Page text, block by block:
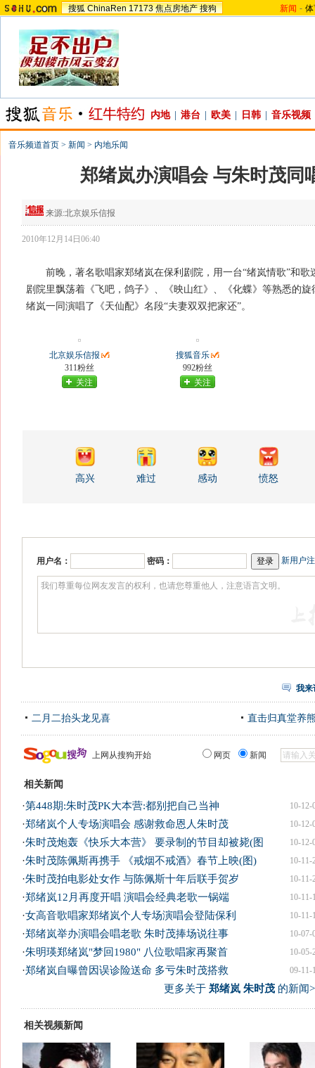
搜狐 ChinaRen 17173 焦点房地产 搜狗 新闻 -
内地 港台 欧美 日韩 音乐视频
音乐频道首页 > 新闻 > 内地乐闻
郑绪岚办演唱会 与朱时茂同
来源:北京娱乐信报
2010年12月14日06:40
前晚，著名歌唱家郑绪岚在保利剧院，用一台“绪岚情歌”和歌
剧院里飘荡着《飞吧，鸽子》、《映山红》、《化蝶》等熟悉的
绪岚一同演唱了《天仙配》名段“夫妻双双把家还”。
北京娱乐信报
311粉丝
关注
搜狐音乐
992粉丝
关注
高兴 难过 感动 愤怒
用户名： 密码： 新用户
我来
二月二抬头龙见喜 直击归真堂养
上网从搜狗开始 网页 新闻
相关新闻
10-12-
·第448期:朱时茂PK大本营:都别把自己当神
10-12-
·郑绪岚个人专场演唱会 感谢救命恩人朱时茂
10-12-
·朱时茂炮轰《快乐大本营》 要录制的节目却被毙(图
10-11-
·朱时茂陈佩斯再携手 《戒烟不戒酒》春节上映(图)
10-11-
·朱时茂拍电影处女作 与陈佩斯十年后联手贺岁
10-11-
·郑绪岚12月再度开唱 演唱会经典老歌一锅端
10-11-
·女高音歌唱家郑绪岚个人专场演唱会登陆保利
10-07-
·郑绪岚举办演唱会唱老歌 朱时茂捧场说往事
10-05-
·朱明瑛郑绪岚"梦回1980" 八位歌唱家再聚首
09-11-
·郑绪岚自曝曾因误诊险送命 多亏朱时茂搭救
更多关于 郑绪岚 朱时茂的新闻
相关视频新闻